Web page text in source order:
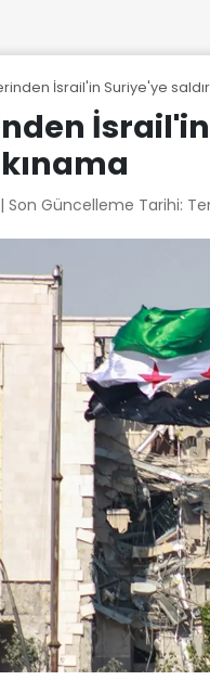
İsrail'in Suriye'ye
| Son Güncelleme Tarihi: